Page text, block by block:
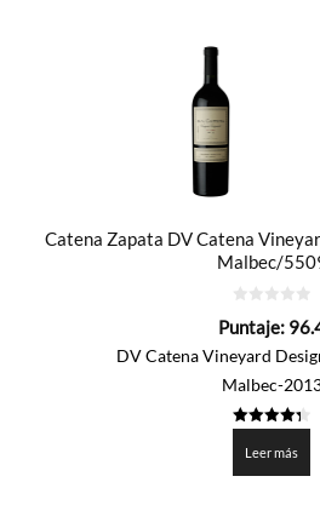
Catena Zapata DV Catena
Malbec/
de
Puntaje:
DV Catena Vineyard
Malbec-
de 5
Leer más